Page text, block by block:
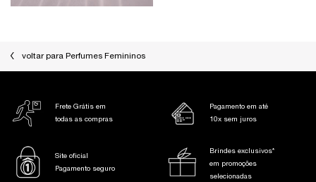
voltar para Perfumes Femininos
Frete Grátis em
todas as compras
Pagamento em até
10x sem juros
Site oficial
Pagamento seguro
Brindes exclusivos*
em promoções
selecionadas